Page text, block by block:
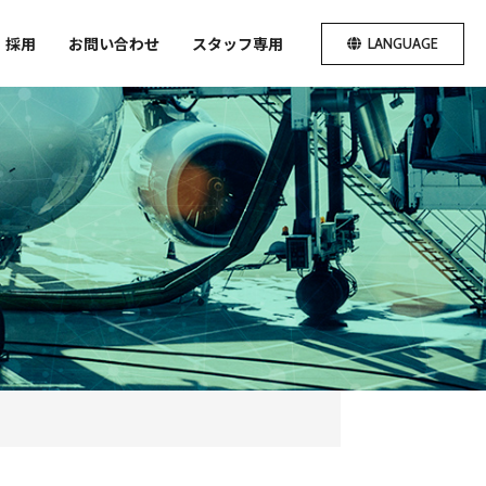
採用 お問い合わせ スタッフ専用 LANGUAGE